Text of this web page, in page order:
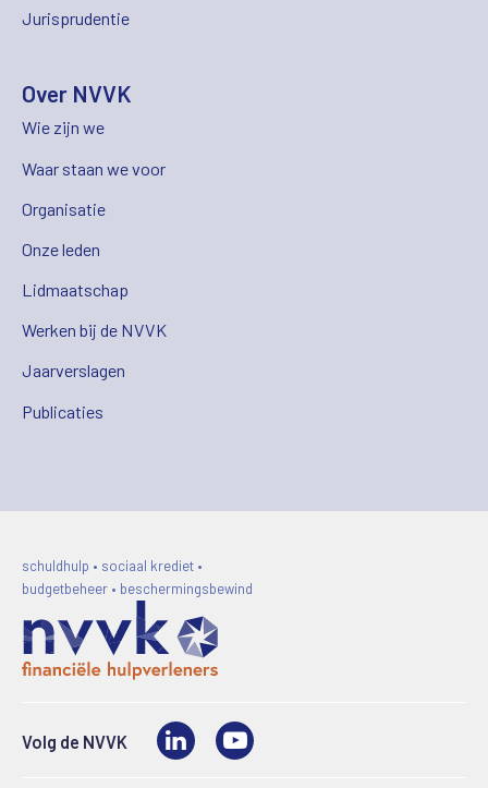
Jurisprudentie
Over NVVK
Wie zijn we
Waar staan we voor
Organisatie
Onze leden
Lidmaatschap
Werken bij de NVVK
Jaarverslagen
Publicaties
schuldhulp • sociaal krediet •
budgetbeheer • beschermingsbewind
Volg de NVVK LinkedIn